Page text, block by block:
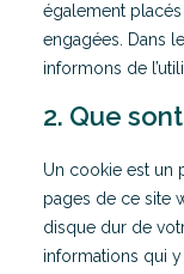
également
engagées. Dans
informons de
2. Que
Un cookie est un
pages de ce site
disque dur de
informations qui